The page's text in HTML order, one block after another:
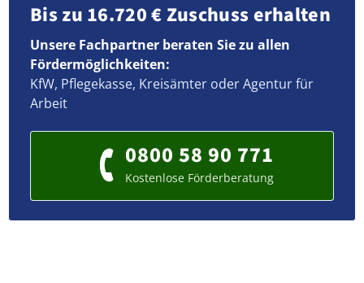
Bis zu 16.720 € Zuschuss erhalten
Unsere Fachpartner beraten Sie zu allen
Fördermöglichkeiten:
KfW, Pflegekasse, Kreisämter oder Agentur für
Arbeit
0800 58 90 771
Kostenlose Förderberatung